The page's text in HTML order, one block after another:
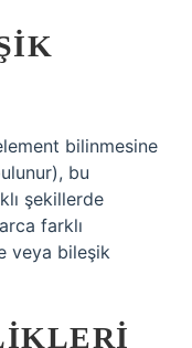
bilinmesine
bu
şekillerde
farklı
veya bileşik